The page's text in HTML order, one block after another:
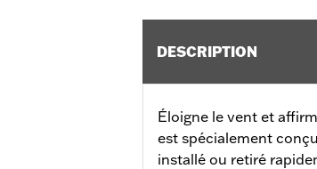
DESCRIPTION
Éloigne le vent et
est spécialement
installé ou retiré